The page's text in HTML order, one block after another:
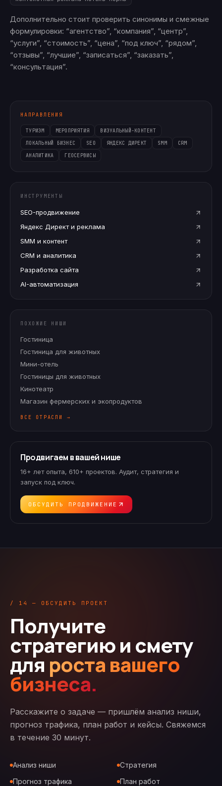
Дополнительно стоит проверить синонимы и смежные
формулировки: “агентство”, “компания”, “центр”,
“услуги”, “стоимость”, “цена”, “под ключ”, “рядом”,
“отзывы”, “лучшие”, “записаться”, “заказать”,
“консультация”.
НАПРАВЛЕНИЯ
ТУРИЗМ МЕРОПРИЯТИЯ
ВИЗУАЛЬНЫЙ-КОНТЕНТ
ЛОКАЛЬНЫЙ БИЗНЕС
SEO ЯНДЕКС ДИРЕКТ SMM
CRM
АНАЛИТИКА
ГЕОСЕРВИСЫ
ИНСТРУМЕНТЫ
SEO-продвижение
Яндекс Директ и реклама
SMM и контент
CRM и аналитика
Разработка сайта
AI-автоматизация
ПОХОЖИЕ НИШИ
Гостиница
Гостиница для животных
Мини-отель
Гостиницы для животных
Кинотеатр
Магазин фермерских и экопродуктов
ВСЕ ОТРАСЛИ →
Продвигаем в вашей нише
16+ лет опыта, 610+ проектов. Аудит, стратегия и
запуск под ключ.
ОБСУДИТЬ ПРОДВИЖЕНИЕ
/ 14 — ОБСУДИТЬ ПРОЕКТ
Получите
стратегию и смету
для роста вашего
бизнеса.
Расскажите о задаче — пришлём анализ ниши,
прогноз трафика, план работ и кейсы. Свяжемся
в течение 30 минут.
Анализ ниши
Стратегия
Прогноз трафика
План работ